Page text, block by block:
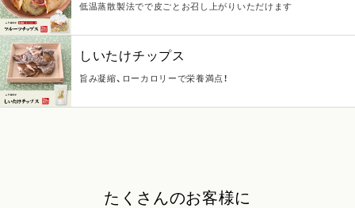
低温蒸散製法でで皮ごとお召し上がりいただけます
しいたけチップス
旨み凝縮、ローカロリーで栄養満点！
たくさんのお客様に